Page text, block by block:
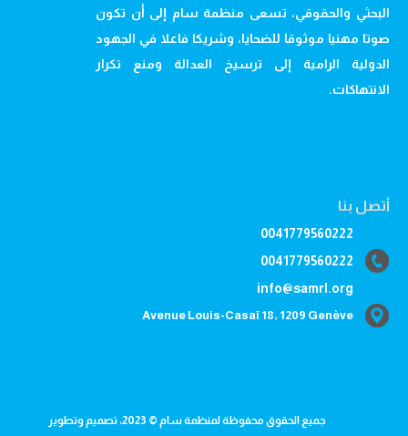
البحثي والحقوقي، تسعى منظمة سام إلى أن تكون
صوتا مهنيا موثوقا للضحايا، وشريكا فاعلا في الجهود
الدولية الرامية إلى ترسيخ العدالة ومنع تكرار
الانتهاكات.
أتصل بنا
0041779560222
0041779560222
info@samrl.org
Avenue Louis-Casaï 18, 1209 Genève
جميع الحقوق محفوظة لمنظمة سام © 2023، تصميم وتطوير